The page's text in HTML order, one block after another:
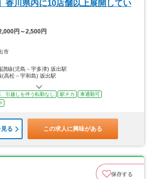
香川県内に10店舗以上展開してい
円～2,500円
市
讃線(児島－宇多津) 坂出駅
(高松－宇和島) 坂出駅
引越しを伴う転勤なし 駅チカ
車通勤可
る この求人に興味がある
保存する